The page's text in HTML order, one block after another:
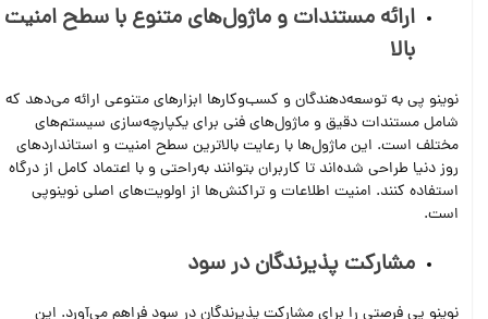
ارائه مستندات و ماژول‌های متنوع با سطح امنیت
نوینو پی به توسعه‌دهندگان و کسب‌وکارها ابزارهای متنوعی ارائه می‌دهد که
شامل مستندات دقیق و ماژول‌های فنی برای یکپارچه‌سازی سیستم‌های
مختلف است. این ماژول‌ها با رعایت بالاترین سطح امنیت و استانداردهای
روز دنیا طراحی شده‌اند تا کاربران بتوانند به‌راحتی و با اعتماد کامل از درگاه
استفاده کنند. امنیت اطلاعات و تراکنش‌ها از اولویت‌های اصلی نوینوپی
است.
مشارکت پذیرندگان در سود
نوینو پی فرصتی را برای مشارکت پذیرندگان در سود فراهم می‌آورد. این